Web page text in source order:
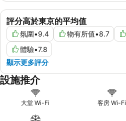
評分高於東京的平均值
氛圍•9.4 物有所值•8.7
體驗•7.8
顯示更多評分
設施推介
大堂 Wi-Fi 客房 Wi-Fi